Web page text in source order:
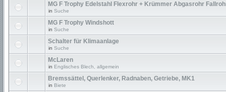
MG F Trophy Edelstahl Flexrohr + Krümmer Abgasrohr
in Suche
MG F Trophy Windshott
in Suche
Schalter für Klimaanlage
in Suche
McLaren
in Englisches Blech, allgemein
Bremssättel, Querlenker, Radnaben, Getriebe, MK1
in Biete